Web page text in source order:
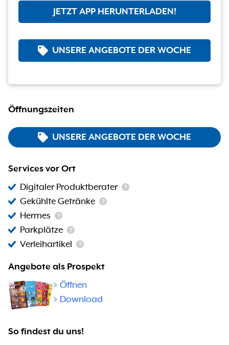
JETZT APP HERUNTERLADEN!
UNSERE ANGEBOTE DER WOCHE
Öffnungszeiten
UNSERE ANGEBOTE DER WOCHE
Services vor Ort
Digitaler Produktberater
Gekühlte Getränke
Hermes
Parkplätze
Verleihartikel
Angebote als Prospekt
> Öffnen
> Download
So findest du uns!